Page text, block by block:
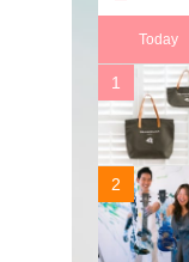
Today